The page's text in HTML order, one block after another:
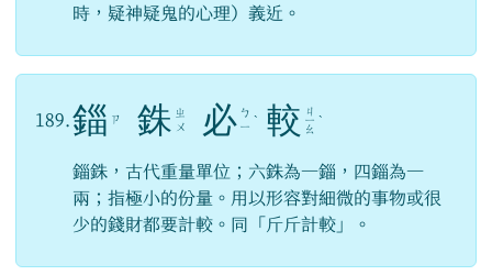
時，疑神疑鬼的心理）義近。
189. 錙 ㄗ 銖 ㄓ
ㄨ
必 ㄅ
ㄧ ˋ 較 ㄐ
ㄧ
ㄠ
ˋ
錙銖，古代重量單位；六銖為一錙，四錙為一
兩；指極小的份量。用以形容對細微的事物或很
少的錢財都要計較。同「斤斤計較」。